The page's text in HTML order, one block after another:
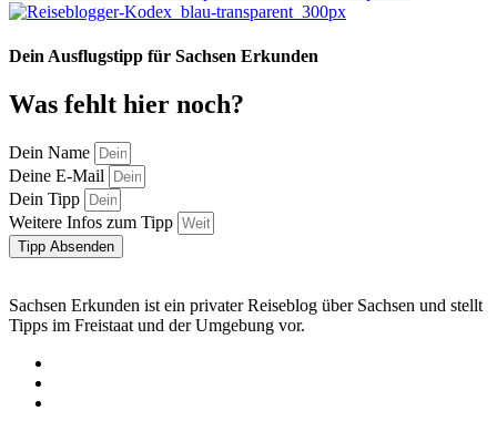
Dein Ausflugstipp für Sachsen Erkunden
Was fehlt hier noch?
Dein Name
Deine E-Mail
Dein Tipp
Weitere Infos zum Tipp
Tipp Absenden
Sachsen Erkunden ist ein privater Reiseblog über Sachsen und stellt
Tipps im Freistaat und der Umgebung vor.